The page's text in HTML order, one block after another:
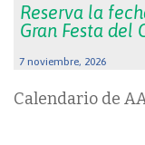
Reserva la
Gran Festa del
7 noviembre, 2026
Calendario de